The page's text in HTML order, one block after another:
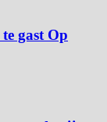
gast Op